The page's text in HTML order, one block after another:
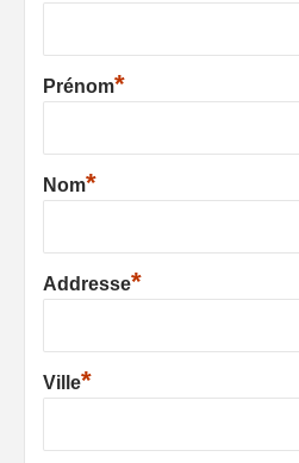
Prénom*
Nom*
Addresse*
Ville*